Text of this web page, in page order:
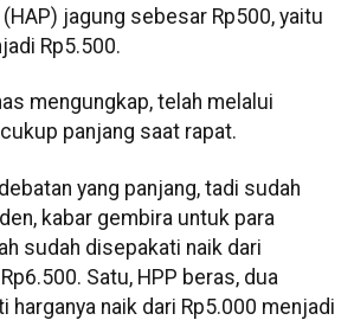
jagung sebesar Rp500, yaitu
Rp5.500.
mengungkap, telah melalui
panjang saat rapat.
yang panjang, tadi sudah
kabar gembira untuk para
sudah disepakati naik dari
Satu, HPP beras, dua
harganya naik dari Rp5.000 menjadi